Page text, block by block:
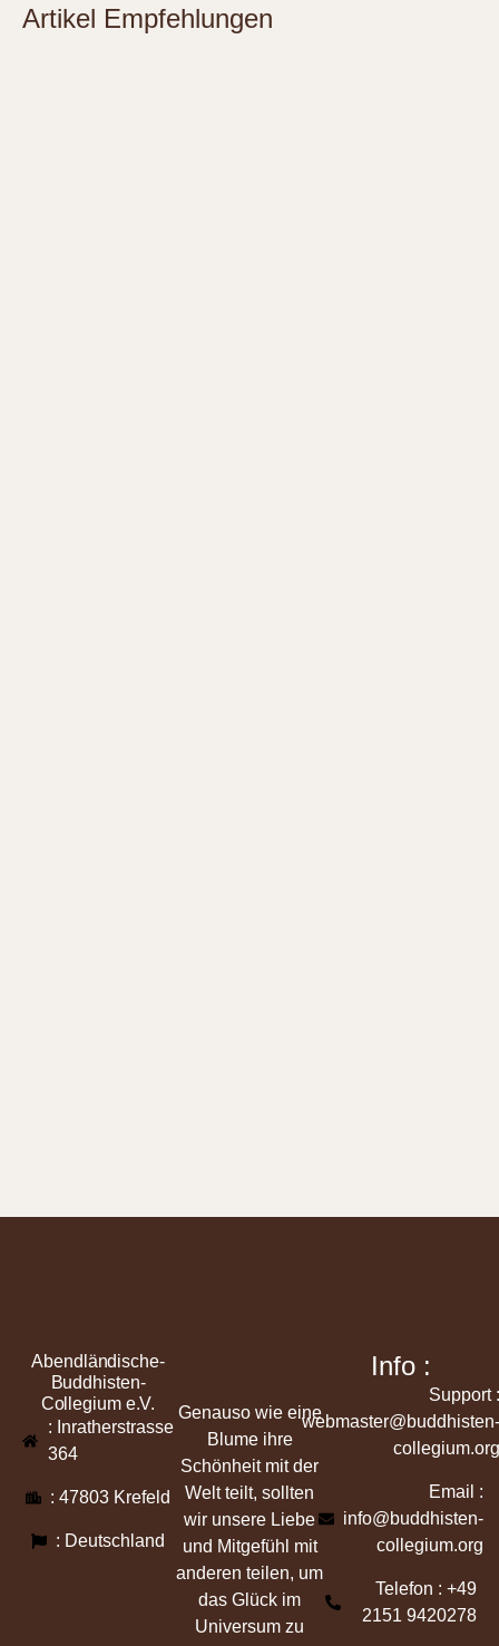
Artikel Empfehlungen
Abendländische-
Buddhisten-
Collegium e.V.
: Inratherstrasse
364
: 47803 Krefeld
: Deutschland
Genauso wie eine
Blume ihre
Schönheit mit der
Welt teilt, sollten
wir unsere Liebe
und Mitgefühl mit
anderen teilen, um
das Glück im
Universum zu
Info :
Support :
webmaster@buddhisten-
collegium.org
Email :
info@buddhisten-
collegium.org
Telefon : +49
2151 9420278